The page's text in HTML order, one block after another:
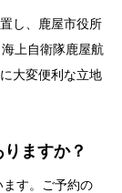
し、鹿屋市役所
上自衛隊鹿屋航
大変便利な立地
ますか？
す。ご予約の